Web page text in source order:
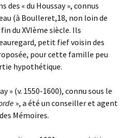
des « du Houssay », connus
(à Boulleret,18, non loin de
du XVIème siècle. Ils
petit fief voisin des
pour cette famille peu
hypothétique.
» (v. 1550-1600), connu sous le
», a été un conseiller et agent
Mémoires.